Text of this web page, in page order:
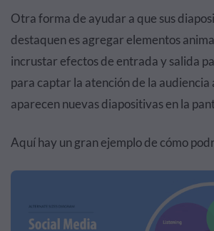
Otra forma de ayudar a que sus
destaquen es agregar elementos
incrustar efectos de entrada y salida
para captar la atención de la audiencia
aparecen nuevas diapositivas en la
Aquí hay un gran ejemplo de cómo